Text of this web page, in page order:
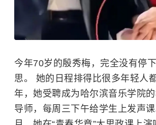
今年70岁的殷秀梅，完全没有停
思。 她的日程排得比很多年轻人
年，她受聘成为哈尔滨音乐学院
导师，每周三下午给学生上发声